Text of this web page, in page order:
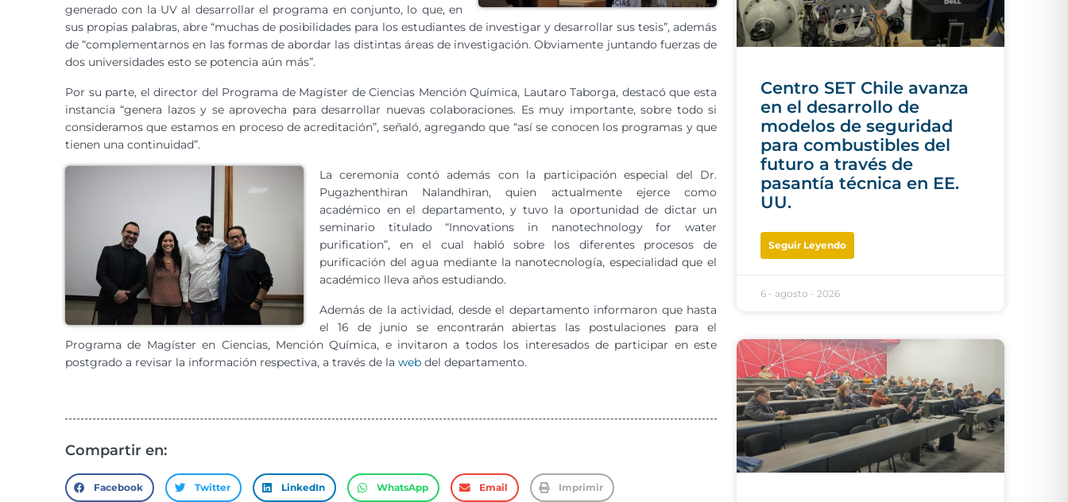
generado con la UV al desarrollar el programa en conjunto, lo que, en
sus propias palabras, abre “muchas de posibilidades para los estudiantes de investigar y desarrollar sus tesis”, además
de “complementarnos en las formas de abordar las distintas áreas de investigación. Obviamente juntando fuerzas de
dos universidades esto se potencia aún más”.
Por su parte, el director del Programa de Magíster de Ciencias Mención Química, Lautaro Taborga, destacó que esta
instancia “genera lazos y se aprovecha para desarrollar nuevas colaboraciones. Es muy importante, sobre todo si
consideramos que estamos en proceso de acreditación”, señaló, agregando que “así se conocen los programas y que
tienen una continuidad”.
La ceremonia contó además con la participación especial del Dr.
Pugazhenthiran Nalandhiran, quien actualmente ejerce como
académico en el departamento, y tuvo la oportunidad de dictar un
seminario titulado “Innovations in nanotechnology for water
purification”, en el cual habló sobre los diferentes procesos de
purificación del agua mediante la nanotecnología, especialidad que el
académico lleva años estudiando.
Además de la actividad, desde el departamento informaron que hasta
el 16 de junio se encontrarán abiertas las postulaciones para el
Programa de Magíster en Ciencias, Mención Química, e invitaron a todos los interesados de participar en este
postgrado a revisar la información respectiva, a través de la web del departamento.
Compartir en:
Facebook Twitter LinkedIn WhatsApp Email Imprimir
Centro SET Chile avanza
en el desarrollo de
modelos de seguridad
para combustibles del
futuro a través de
pasantía técnica en EE.
UU.
Seguir Leyendo
6 - agosto - 2026